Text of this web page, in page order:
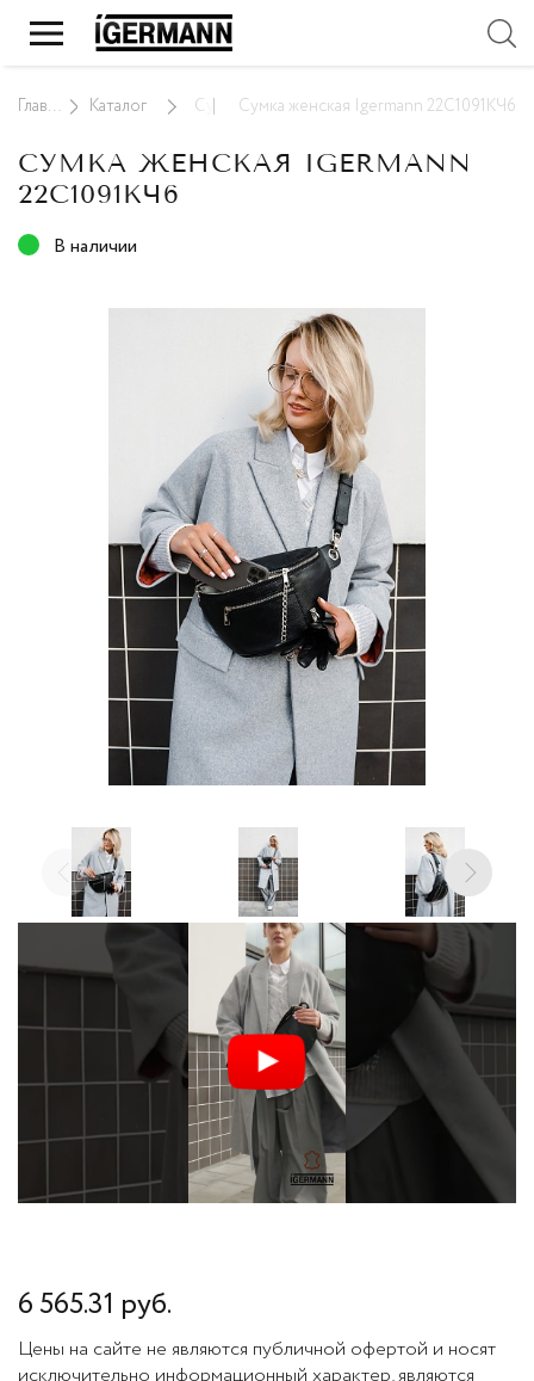
Главная Каталог Сумки женские
Сумка женская Igermann 22С1091КЧ6
СУМКА ЖЕНСКАЯ IGERMANN
22С1091КЧ6
В наличии
6 565.31 руб.
Цены на сайте не являются публичной офертой и носят